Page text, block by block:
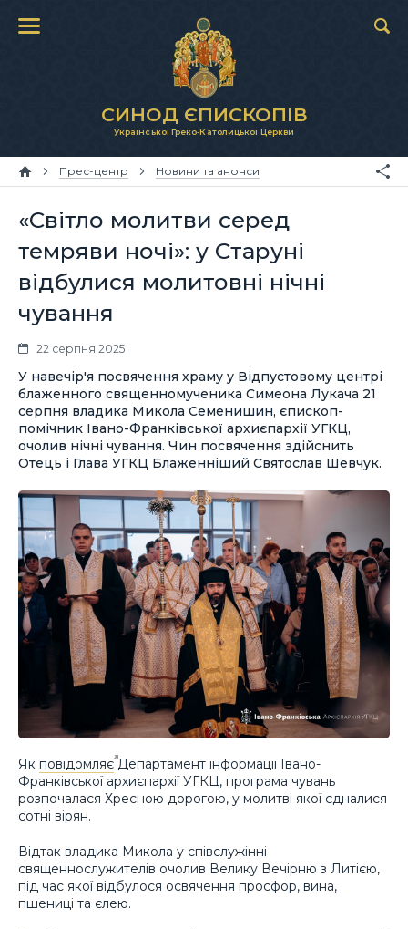
СИНОД ЄПИСКОПІВ
Української Греко-Католицької Церкви
Прес-центр Новини та анонси
«Світло молитви серед
темряви ночі»: у Старуні
відбулися молитовні нічні
чування
22 серпня 2025
У навечір'я посвячення храму у Відпустовому центрі
блаженного священномученика Симеона Лукача 21
серпня владика Микола Семенишин, єпископ-
помічник Івано-Франківської архиєпархії УГКЦ,
очолив нічні чування. Чин посвячення здійснить
Отець і Глава УГКЦ Блаженніший Святослав Шевчук.
Як повідомляєДепартамент інформації Івано-
Франківської архиєпархії УГКЦ, програма чувань
розпочалася Хресною дорогою, у молитві якої єдналися
сотні вірян.
Відтак владика Микола у співслужінні
священнослужителів очолив Велику Вечірню з Литією,
під час якої відбулося освячення просфор, вина,
пшениці та єлею.